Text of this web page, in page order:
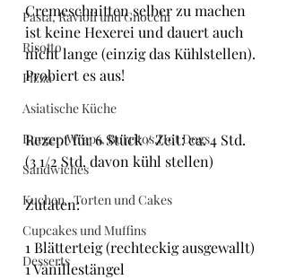
Pasta, Ravioli und Gnocchi
Risotto
Pizza
Asiatische Küche
Burger, Wraps, Burritos,Hot Dogs
Sandwiches
Kuchen , Torten und Cakes
Cupcakes und Muffins
Desserts
Cremeschnitten selber zu machen
ist keine Hexerei und dauert auch
nicht lange (einzig das Kühlstellen).
Probiert es aus!
Rezept für 6 Stück / Zeit: ca. 4 Std.
(3 1/2 Std. davon kühl stellen)
Zutaten:
1 Blätterteig (rechteckig ausgewallt)
1 Vanillestängel